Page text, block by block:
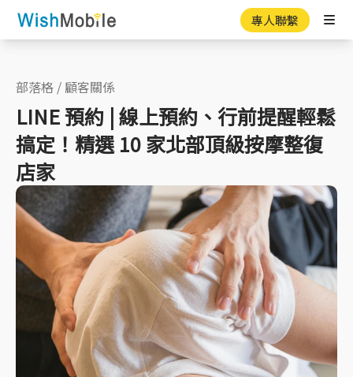
專人聯繫
部落格 / 顧客關係
LINE 預約 | 線上預約、行前提醒輕鬆
搞定！精選 10 家北部頂級按摩整復
店家